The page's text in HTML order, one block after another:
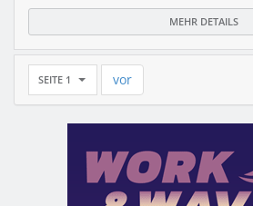
MEHR DETAILS
SEITE 1 vor